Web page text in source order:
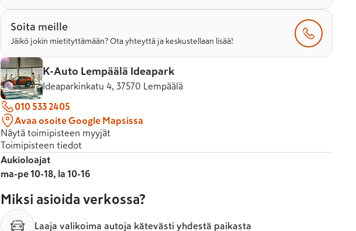
Soita meille
Jäikö jokin mietityttämään? Ota yhteyttä ja keskustellaan lisää!
K-Auto Lempäälä Ideapark
Ideaparkinkatu 4, 37570 Lempäälä
010 533 2405
Avaa osoite Google Mapsissa
Näytä toimipisteen myyjät
Toimipisteen tiedot
Aukioloajat
ma-pe 10-18, la 10-16
Miksi asioida verkossa?
Laaja valikoima autoja kätevästi yhdestä paikasta